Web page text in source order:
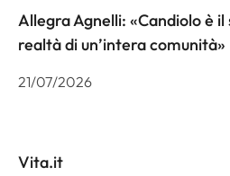
Allegra Agnelli: «Candiolo è
realtà di un’intera comunità»
21/07/2026
Vita.it